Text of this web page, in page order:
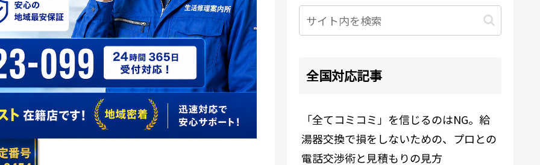
全国対応記事
「全てコミコミ」を信じるのはNG。給
湯器交換で損をしないための、プロとの
電話交渉術と見積もりの見方